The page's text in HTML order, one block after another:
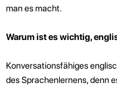
man es macht.
Warum ist es wichtig,
Konversationsfähiges
des Sprachenlernens, denn